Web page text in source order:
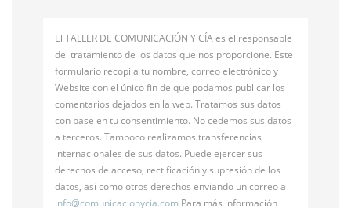
El TALLER DE COMUNICACIÓN Y CÍA es el responsable
del tratamiento de los datos que nos proporcione. Este
formulario recopila tu nombre, correo electrónico y
Website con el único fin de que podamos publicar los
comentarios dejados en la web. Tratamos sus datos
con base en tu consentimiento. No cedemos sus datos
a terceros. Tampoco realizamos transferencias
internacionales de sus datos. Puede ejercer sus
derechos de acceso, rectificación y supresión de los
datos, así como otros derechos enviando un correo a
info@comunicacionycia.com Para más información